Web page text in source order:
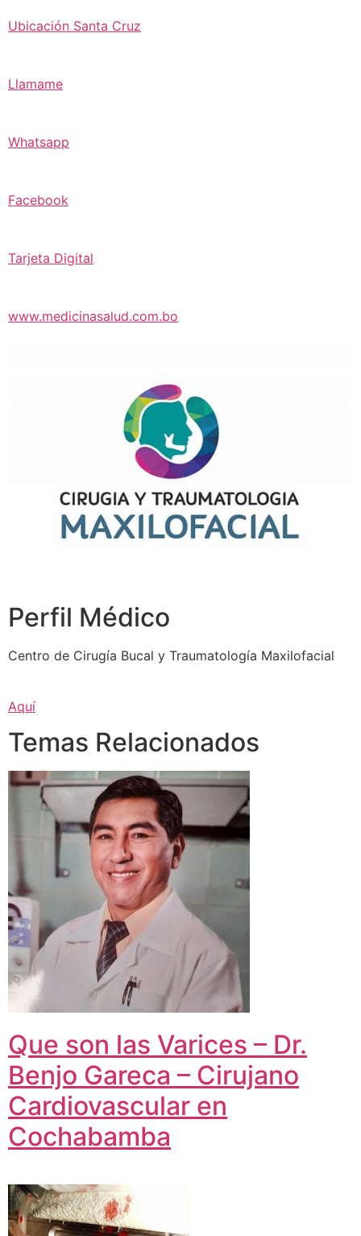
Ubicación Santa Cruz
Llamame
Whatsapp
Facebook
Tarjeta Digital
www.medicinasalud.com.bo
Perfil Médico
Centro de Cirugía Bucal y Traumatología Maxilofacial
Aquí
Temas Relacionados
Que son las Varices – Dr.
Benjo Gareca – Cirujano
Cardiovascular en
Cochabamba